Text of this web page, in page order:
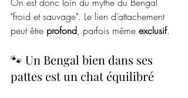
"froid et sauvage". Le lien d’attachement
peut être profond, parfois même exclusif.
🐾 Un Bengal bien dans ses
pattes est un chat équilibré